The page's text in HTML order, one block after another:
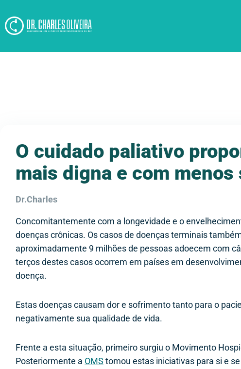
O cuidado paliativo
mais digna e com
Dr.Charles
Concomitantemente com a longevidade e o
doenças crônicas. Os casos de doenças terminais
aproximadamente 9 milhões de pessoas adoecem com
terços destes casos ocorrem em países em
doença.
Estas doenças causam dor e sofrimento tanto para o
negativamente sua qualidade de vida.
Frente a esta situação, primeiro surgiu o Movimento
Posteriormente a OMS tomou estas iniciativas para si e